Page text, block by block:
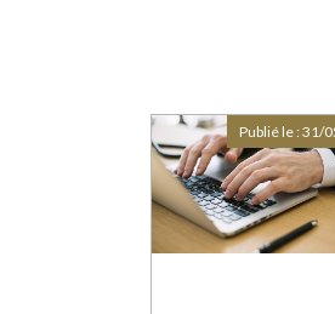
Publié le :31/